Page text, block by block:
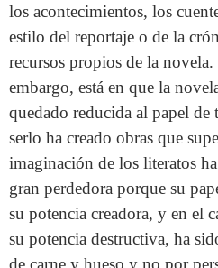
los acontecimientos, los
estilo del reportaje o de la
recursos propios de la
embargo, está en que la
quedado reducida al papel
serlo ha creado obras que
imaginación de los literatos
gran perdedora porque su
su potencia creadora, y en el
su potencia destructiva, ha
de carne y hueso y no por